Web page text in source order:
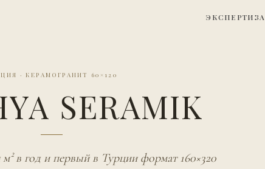
· КЕРАМОГРАНИТ 60×120
SERAMIK
в год и первый в Турции формат 160×320
ЭКСПЕРТИЗА